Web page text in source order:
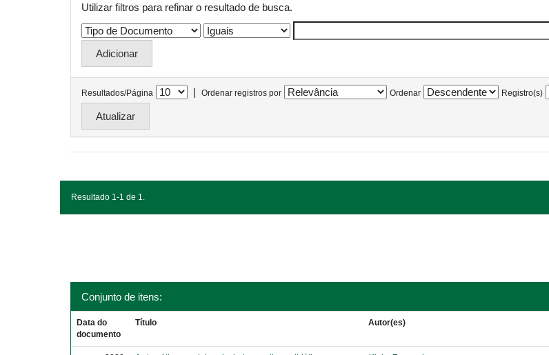
Utilizar filtros para refinar o resultado de busca.
Resultados/Página | Ordenar registros por Ordenar Registro(s)
Resultado 1-1 de 1.
Conjunto de itens:
Data do
documento
Título Autor(es)